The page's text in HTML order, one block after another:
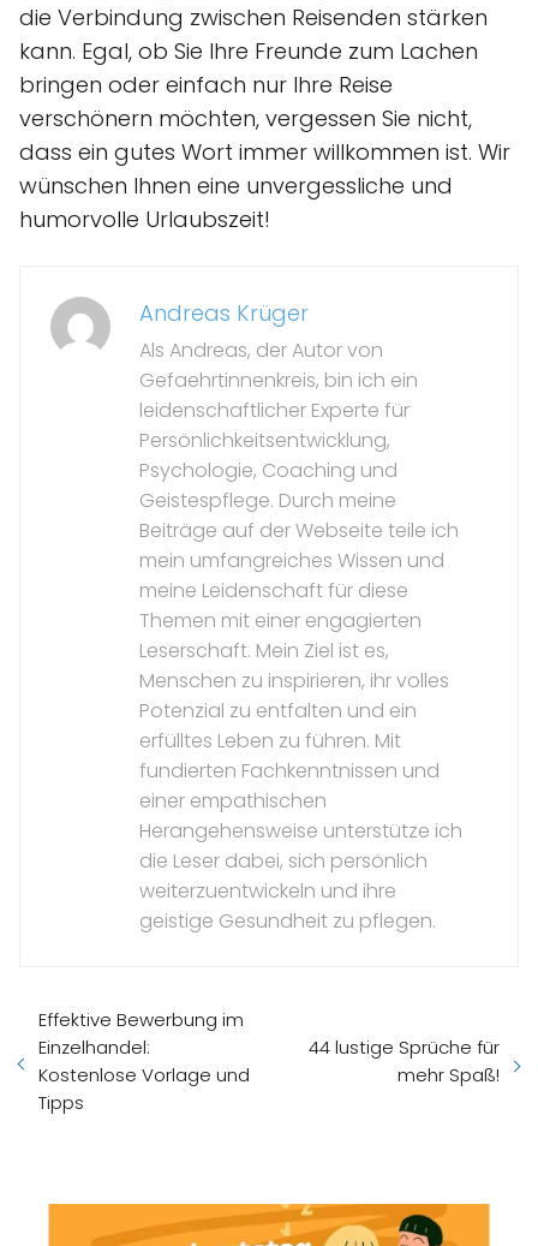
die Verbindung zwischen Reisenden stärken
kann. Egal, ob Sie Ihre Freunde zum Lachen
bringen oder einfach nur Ihre Reise
verschönern möchten, vergessen Sie nicht,
dass ein gutes Wort immer willkommen ist. Wir
wünschen Ihnen eine unvergessliche und
humorvolle Urlaubszeit!
Andreas Krüger
Als Andreas, der Autor von
Gefaehrtinnenkreis, bin ich ein
leidenschaftlicher Experte für
Persönlichkeitsentwicklung,
Psychologie, Coaching und
Geistespflege. Durch meine
Beiträge auf der Webseite teile ich
mein umfangreiches Wissen und
meine Leidenschaft für diese
Themen mit einer engagierten
Leserschaft. Mein Ziel ist es,
Menschen zu inspirieren, ihr volles
Potenzial zu entfalten und ein
erfülltes Leben zu führen. Mit
fundierten Fachkenntnissen und
einer empathischen
Herangehensweise unterstütze ich
die Leser dabei, sich persönlich
weiterzuentwickeln und ihre
geistige Gesundheit zu pflegen.
Effektive Bewerbung im
Einzelhandel:
Kostenlose Vorlage und
Tipps
44 lustige Sprüche für
mehr Spaß!